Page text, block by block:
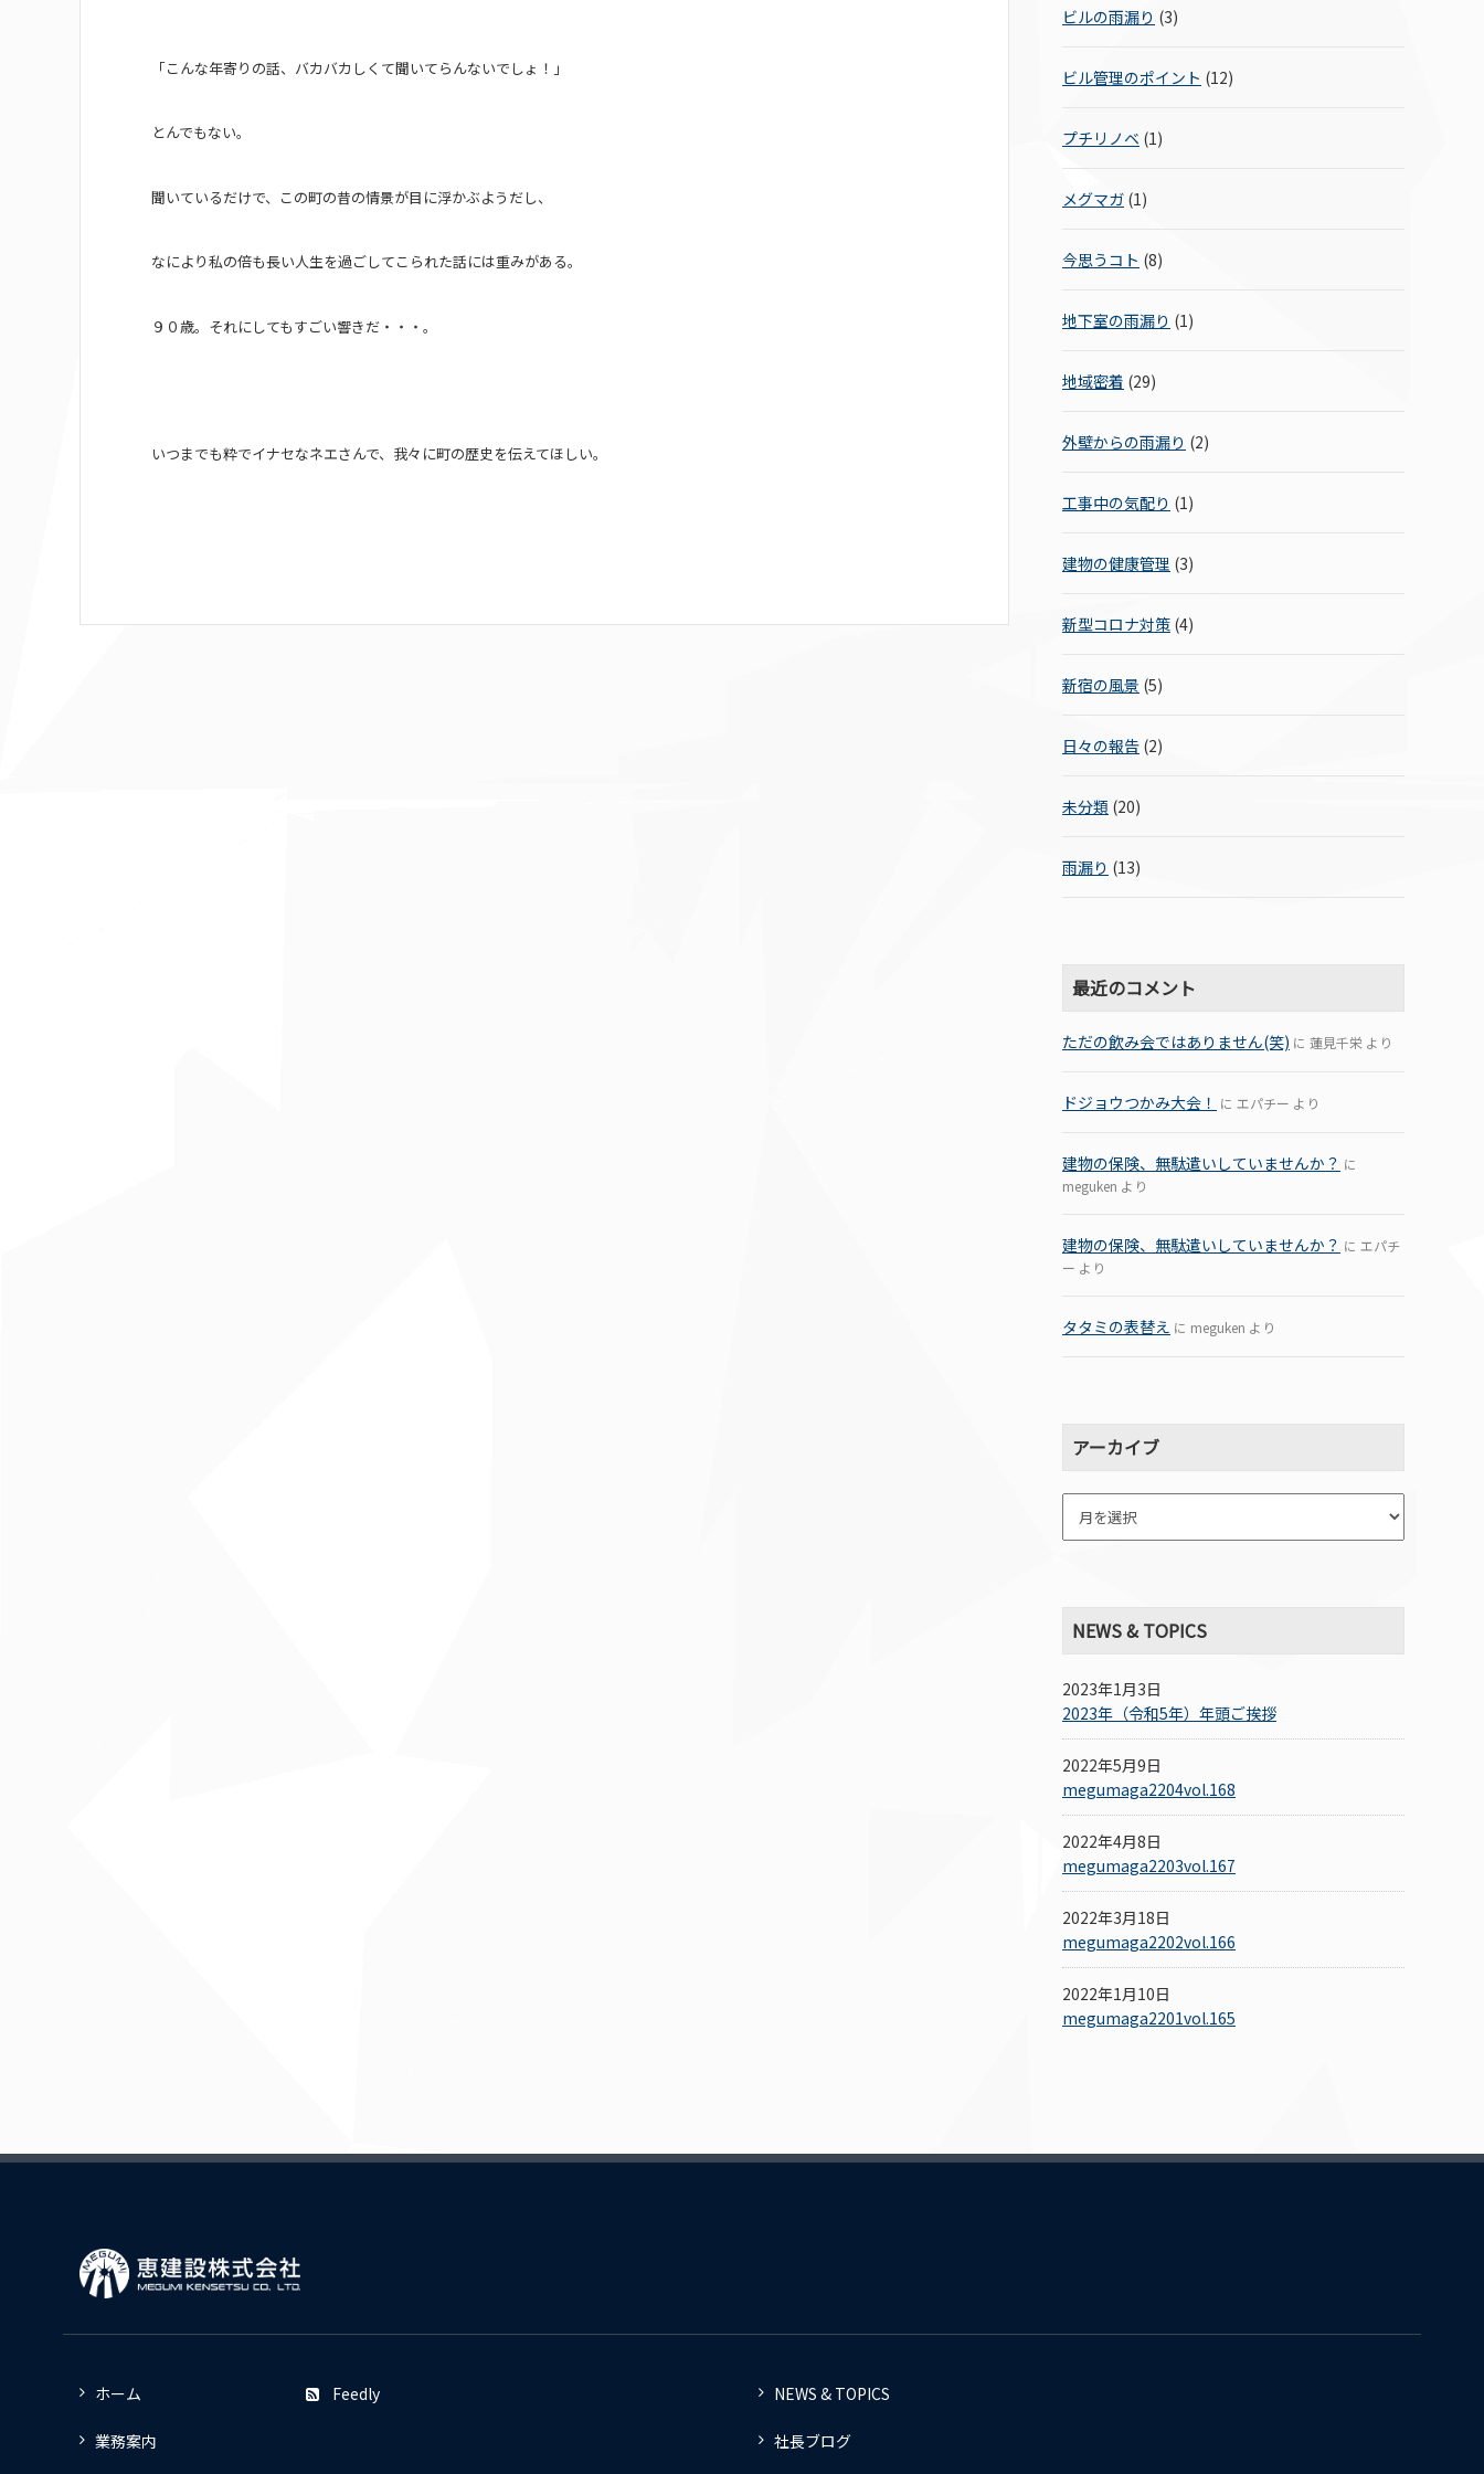
「こんな年寄りの話、バカバカしくて聞いてらんないでしょ！」
とんでもない。
聞いているだけで、この町の昔の情景が目に浮かぶようだし、
なにより私の倍も長い人生を過ごしてこられた話には重みがある。
９０歳。それにしてもすごい響きだ・・・。
いつまでも粋でイナセなネエさんで、我々に町の歴史を伝えてほしい。
ビルの雨漏り (3)
ビル管理のポイント (12)
プチリノベ (1)
メグマガ (1)
今思うコト (8)
地下室の雨漏り (1)
地域密着 (29)
外壁からの雨漏り (2)
工事中の気配り (1)
建物の健康管理 (3)
新型コロナ対策 (4)
新宿の風景 (5)
日々の報告 (2)
未分類 (20)
雨漏り (13)
最近のコメント
ただの飲み会ではありません(笑) に 蓮見千栄 より
ドジョウつかみ大会！ に エパチー より
建物の保険、無駄遣いしていませんか？ に
meguken より
建物の保険、無駄遣いしていませんか？ に エパチ
ー より
タタミの表替え に meguken より
アーカイブ
NEWS & TOPICS
2023年1月3日
2023年（令和5年）年頭ご挨拶
2022年5月9日
megumaga2204vol.168
2022年4月8日
megumaga2203vol.167
2022年3月18日
megumaga2202vol.166
2022年1月10日
megumaga2201vol.165
ホーム
業務案内
Feedly NEWS & TOPICS
社長ブログ